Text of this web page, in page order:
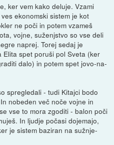
ker vem kako deluje. Vzami
ekonomski sistem je kot
ne poči in potem vzameš
vojne, suženjstvo so vse deli
naprej. Torej sedaj je
spet poruši pol Sveta (ker
dalo) in potem spet jovo-na-
spregledali - tudi Kitajci bodo
nobeden več noče vojne in
vse to mora zgoditi - balon poči
In ljudje počasi dojemajo,
je sistem baziran na sužnje-